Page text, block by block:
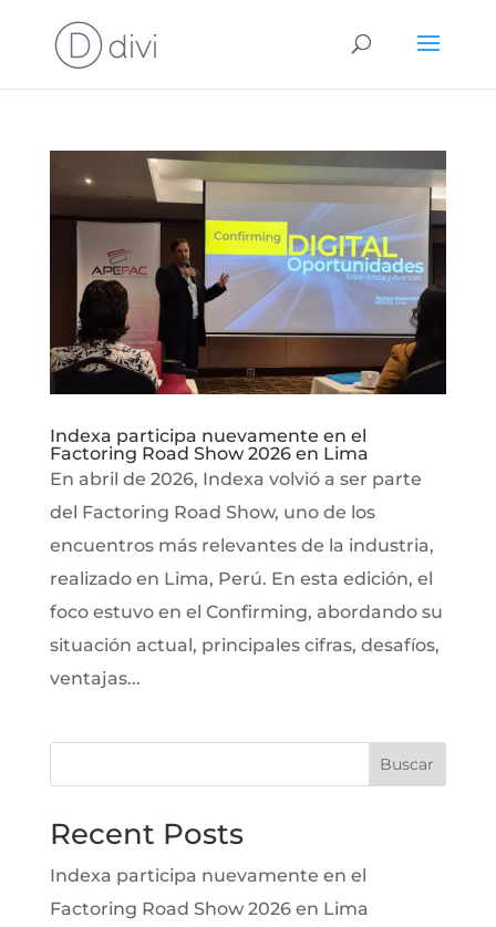
Indexa participa nuevamente en el
Factoring Road Show 2026 en Lima
En abril de 2026, Indexa volvió a ser parte
del Factoring Road Show, uno de los
encuentros más relevantes de la industria,
realizado en Lima, Perú. En esta edición, el
foco estuvo en el Confirming, abordando su
situación actual, principales cifras, desafíos,
ventajas...
Buscar
Recent Posts
Indexa participa nuevamente en el
Factoring Road Show 2026 en Lima